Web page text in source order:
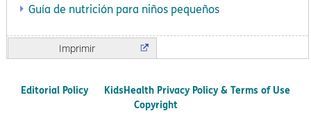
Guía de nutrición para niños pequeños
Imprimir
Editorial Policy
KidsHealth Privacy Policy & Terms of Use
Copyright